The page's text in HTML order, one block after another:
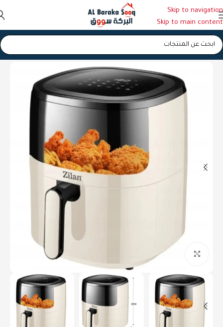
Skip to navigation
Skip to main content
الرئيسية/قلاية هوائية
Click to enlarge